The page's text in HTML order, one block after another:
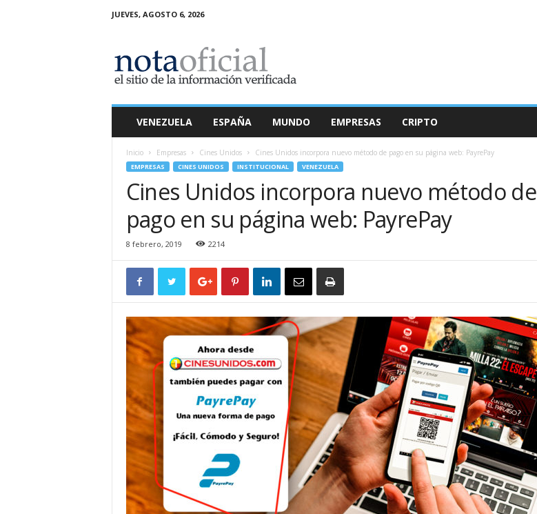
JUEVES, AGOSTO 6, 2026
a
O
VENEZUELA ESPAÑA MUNDO EMPRESAS CRIPTO
Inicio Empresas Cines Unidos Cines Unidos incorpora nuevo método de pago en su página web: PayrePay
EMPRESAS CINES UNIDOS INSTITUCIONAL VENEZUELA
Cines Unidos incorpora nuevo método de
pago en su página web: PayrePay
8 febrero, 2019 2214